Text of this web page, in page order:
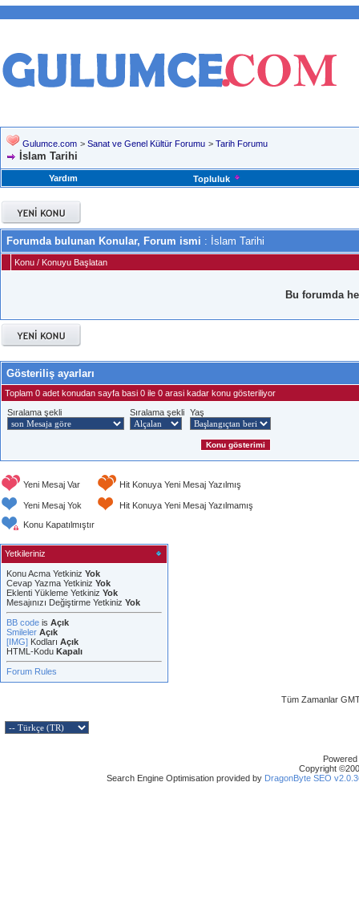
Gulumce.com > Sanat ve Genel Kültür Forumu > Tarih Forumu
İslam Tarihi
Yardım Topluluk
Forumda bulunan Konular, Forum ismi : İslam Tarihi
Konu / Konuyu Başlatan
Bu forumda
Gösteriliş ayarları
Toplam 0 adet konudan sayfa basi 0 ile 0 arasi kadar konu gösteriliyor
Sıralama şekli
Sıralama şekli Yaş
Yeni Mesaj Var Hit Konuya Yeni Mesaj Yazılmış
Yeni Mesaj Yok
Hit Konuya Yeni Mesaj Yazılmamış
Konu Kapatılmıştır
Yetkileriniz
Konu Acma Yetkiniz Yok
Cevap Yazma Yetkiniz Yok
Eklenti Yükleme Yetkiniz Yok
Mesajınızı Değiştirme Yetkiniz Yok
BB code is Açık
Smileler Açık
[IMG] Kodları Açık
HTML-Kodu Kapalı
Forum Rules
Tüm Zamanlar
Copyright
Search Engine Optimisation provided by DragonByte SEO